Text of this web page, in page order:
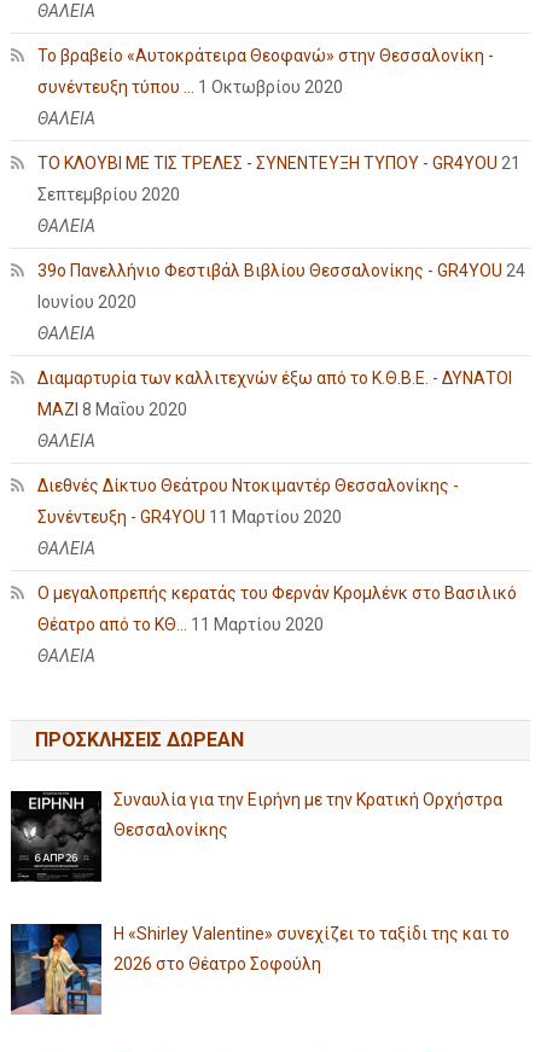
ΘΑΛΕΙΑ
Το βραβείο «Αυτοκράτειρα Θεοφανώ» στην Θεσσαλονίκη -
συνέντευξη τύπου ... 1 Οκτωβρίου 2020
ΘΑΛΕΙΑ
ΤΟ ΚΛΟΥΒΙ ΜΕ ΤΙΣ ΤΡΕΛΕΣ - ΣΥΝΕΝΤΕΥΞΗ ΤΥΠΟΥ - GR4YOU 21
Σεπτεμβρίου 2020
ΘΑΛΕΙΑ
39ο Πανελλήνιο Φεστιβάλ Βιβλίου Θεσσαλονίκης - GR4YOU 24
Ιουνίου 2020
ΘΑΛΕΙΑ
Διαμαρτυρία των καλλιτεχνών έξω από το Κ.Θ.Β.Ε. - ΔΥΝΑΤΟΙ
ΜΑΖΙ 8 Μαΐου 2020
ΘΑΛΕΙΑ
Διεθνές Δίκτυο Θεάτρου Ντοκιμαντέρ Θεσσαλονίκης -
Συνέντευξη - GR4YOU 11 Μαρτίου 2020
ΘΑΛΕΙΑ
Ο μεγαλοπρεπής κερατάς του Φερνάν Κρομλένκ στο Βασιλικό
Θέατρο από το ΚΘ... 11 Μαρτίου 2020
ΘΑΛΕΙΑ
ΠΡΟΣΚΛΗΣΕΙΣ ΔΩΡΕΑΝ
Συναυλία για την Ειρήνη με την Κρατική Ορχήστρα
Θεσσαλονίκης
Η «Shirley Valentine» συνεχίζει το ταξίδι της και το
2026 στο Θέατρο Σοφούλη